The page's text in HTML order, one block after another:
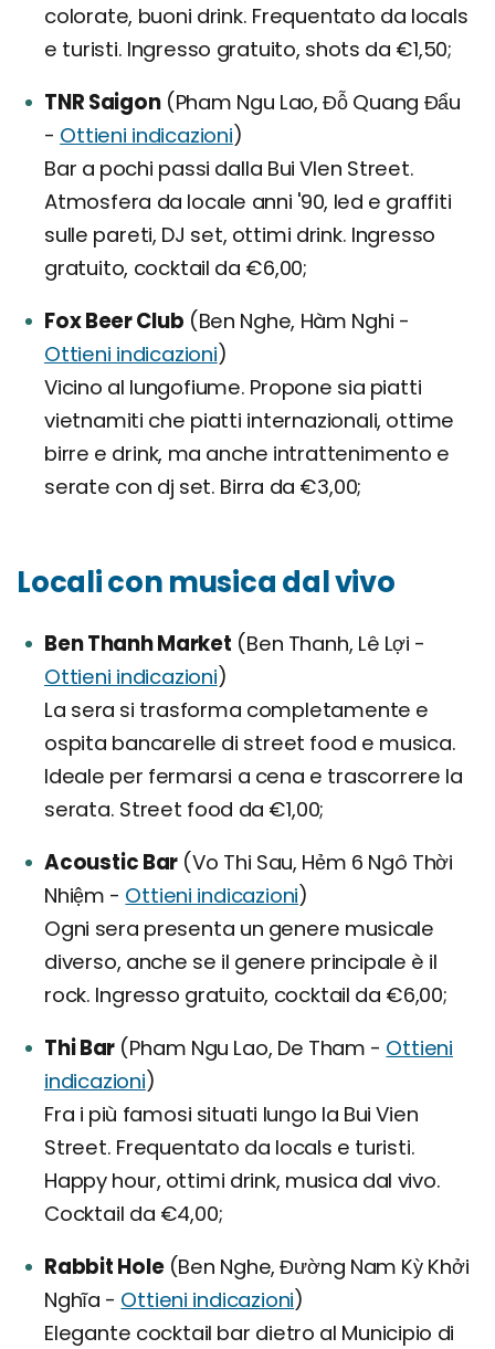
colorate, buoni drink. Frequentato da locals
e turisti. Ingresso gratuito, shots da €1,50;
TNR Saigon(Pham Ngu Lao, Đỗ Quang Đẩu
- Ottieni indicazioni)
Bar a pochi passi dalla Bui VIen Street.
Atmosfera da locale anni '90, led e graffiti
sulle pareti, DJ set, ottimi drink. Ingresso
gratuito, cocktail da €6,00;
Fox Beer Club (Ben Nghe, Hàm Nghi -
Ottieni indicazioni)
Vicino al lungofiume. Propone sia piatti
vietnamiti che piatti internazionali, ottime
birre e drink, ma anche intrattenimento e
serate con dj set. Birra da €3,00;
Locali con musica dal vivo
Ben Thanh Market (Ben Thanh, Lê Lợi -
Ottieni indicazioni)
La sera si trasforma completamente e
ospita bancarelle di street food e musica.
Ideale per fermarsi a cena e trascorrere la
serata. Street food da €1,00;
Acoustic Bar (Vo Thi Sau, Hẻm 6 Ngô Thời
Nhiệm - Ottieni indicazioni)
Ogni sera presenta un genere musicale
diverso, anche se il genere principale è il
rock. Ingresso gratuito, cocktail da €6,00;
Thi Bar (Pham Ngu Lao, De Tham - Ottieni
indicazioni)
Fra i più famosi situati lungo la Bui Vien
Street. Frequentato da locals e turisti.
Happy hour, ottimi drink, musica dal vivo.
Cocktail da €4,00;
Rabbit Hole(Ben Nghe, Đường Nam Kỳ Khởi
Nghĩa - Ottieni indicazioni)
Elegante cocktail bar dietro al Municipio di